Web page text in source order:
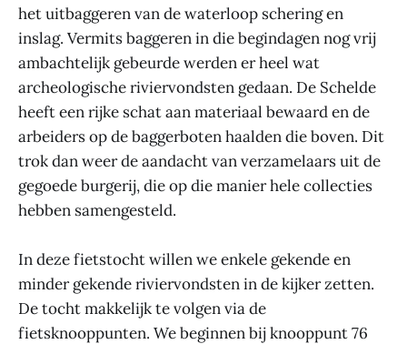
het uitbaggeren van de waterloop schering en
inslag. Vermits baggeren in die begindagen nog vrij
ambachtelijk gebeurde werden er heel wat
archeologische riviervondsten gedaan. De Schelde
heeft een rijke schat aan materiaal bewaard en de
arbeiders op de baggerboten haalden die boven. Dit
trok dan weer de aandacht van verzamelaars uit de
gegoede burgerij, die op die manier hele collecties
hebben samengesteld.
In deze fietstocht willen we enkele gekende en
minder gekende riviervondsten in de kijker zetten.
De tocht makkelijk te volgen via de
fietsknooppunten. We beginnen bij knooppunt 76